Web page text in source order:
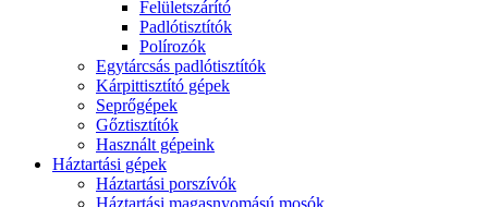
Felületszárító
Padlótisztítók
Polírozók
Egytárcsás padlótisztítók
Kárpittisztító gépek
Seprőgépek
Gőztisztítók
Használt gépeink
Háztartási gépek
Háztartási porszívók
Háztartási magasnyomású mosók